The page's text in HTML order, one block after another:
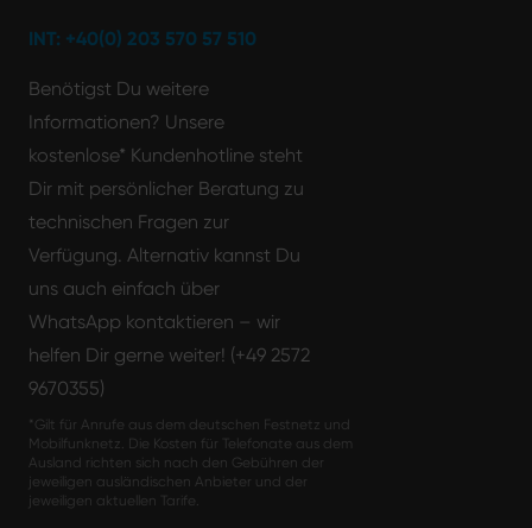
INT: +40(0) 203 570 57 510
Benötigst Du weitere
Informationen? Unsere
kostenlose* Kundenhotline steht
Dir mit persönlicher Beratung zu
technischen Fragen zur
Verfügung. Alternativ kannst Du
uns auch einfach über
WhatsApp kontaktieren – wir
helfen Dir gerne weiter! (+49 2572
9670355)
*Gilt für Anrufe aus dem deutschen Festnetz und
Mobilfunknetz. Die Kosten für Telefonate aus dem
Ausland richten sich nach den Gebühren der
jeweiligen ausländischen Anbieter und der
jeweiligen aktuellen Tarife.